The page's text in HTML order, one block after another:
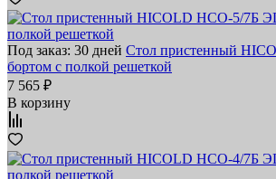
Под заказ: 30 дней Стол пристенный
бортом с полкой решеткой
7 565 ₽
В корзину